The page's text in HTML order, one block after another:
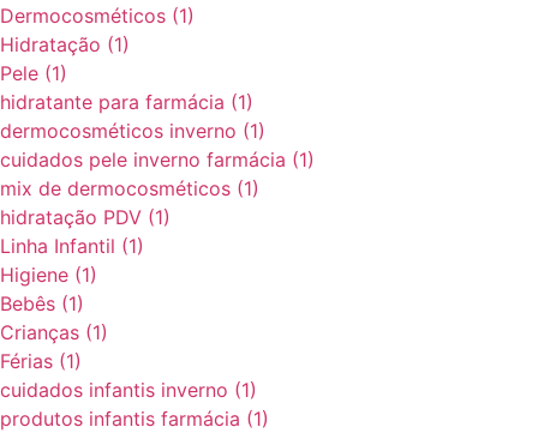
Dermocosméticos (1)
Hidratação (1)
Pele (1)
hidratante para farmácia (1)
dermocosméticos inverno (1)
cuidados pele inverno farmácia (1)
mix de dermocosméticos (1)
hidratação PDV (1)
Linha Infantil (1)
Higiene (1)
Bebês (1)
Crianças (1)
Férias (1)
cuidados infantis inverno (1)
produtos infantis farmácia (1)